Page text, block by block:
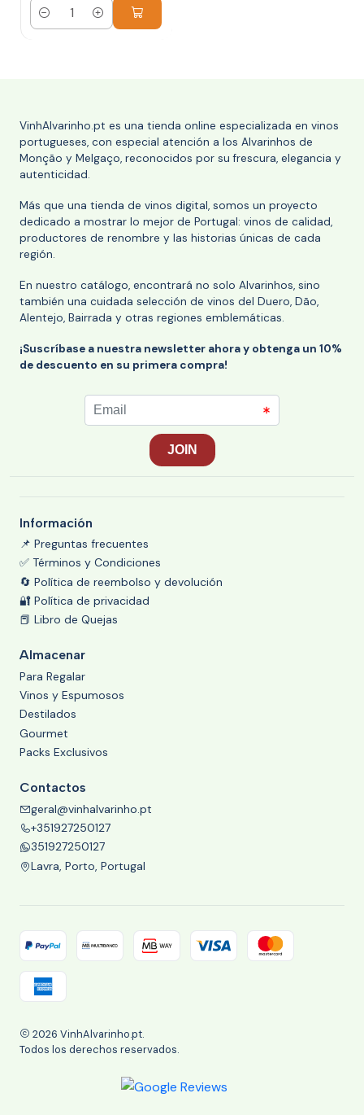
Cantidad
VinhAlvarinho.pt es una tienda online especializada en vinos
portugueses, con especial atención a los Alvarinhos de
Monção y Melgaço, reconocidos por su frescura, elegancia y
autenticidad.
Más que una tienda de vinos digital, somos un proyecto
dedicado a mostrar lo mejor de Portugal: vinos de calidad,
productores de renombre y las historias únicas de cada
región.
En nuestro catálogo, encontrará no solo Alvarinhos, sino
también una cuidada selección de vinos del Duero, Dão,
Alentejo, Bairrada y otras regiones emblemáticas.
¡Suscríbase a nuestra newsletter ahora y obtenga un 10%
de descuento en su primera compra!
Información
📌 Preguntas frecuentes
✅ Términos y Condiciones
🔄 Política de reembolso y devolución
🔐 Política de privacidad
📕 Libro de Quejas
Almacenar
Para Regalar
Vinos y Espumosos
Destilados
Gourmet
Packs Exclusivos
Contactos
geral@vinhalvarinho.pt
+351927250127
351927250127
Lavra, Porto, Portugal
2026 VinhAlvarinho.pt.
Todos los derechos reservados.